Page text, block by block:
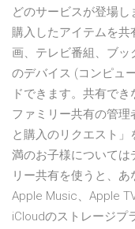
どのサービスが登場
購入したアイテムを
画、テレビ番組、ブッ
のデバイス (コンピュ
ドできます。共有で
ファミリー共有の管
と購入のリクエスト
満のお子様については
リー共有を使うと、あ
Apple Music、Apple
iCloudのストレージプ